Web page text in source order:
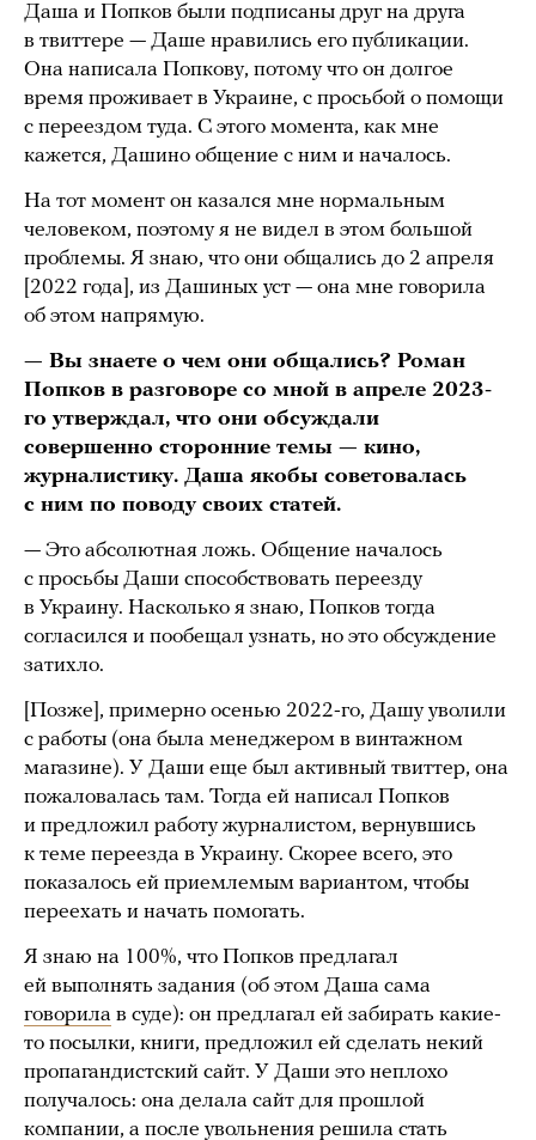
Даша и Попков были подписаны друг на друга
в твиттере — Даше нравились его публикации.
Она написала Попкову, потому что он долгое
время проживает в Украине, с просьбой о помощи
с переездом туда. С этого момента, как мне
кажется, Дашино общение с ним и началось.
На тот момент он казался мне нормальным
человеком, поэтому я не видел в этом большой
проблемы. Я знаю, что они общались до 2 апреля
[2022 года], из Дашиных уст — она мне говорила
об этом напрямую.
— Вы знаете о чем они общались? Роман
Попков в разговоре со мной в апреле 2023-
го утверждал, что они обсуждали
совершенно сторонние темы — кино,
журналистику. Даша якобы советовалась
с ним по поводу своих статей.
— Это абсолютная ложь. Общение началось
с просьбы Даши способствовать переезду
в Украину. Насколько я знаю, Попков тогда
согласился и пообещал узнать, но это обсуждение
затихло.
[Позже], примерно осенью 2022-го, Дашу уволили
с работы (она была менеджером в винтажном
магазине). У Даши еще был активный твиттер, она
пожаловалась там. Тогда ей написал Попков
и предложил работу журналистом, вернувшись
к теме переезда в Украину. Скорее всего, это
показалось ей приемлемым вариантом, чтобы
переехать и начать помогать.
Я знаю на 100%, что Попков предлагал
ей выполнять задания (об этом Даша сама
говорила в суде): он предлагал ей забирать какие-
то посылки, книги, предложил ей сделать некий
пропагандистский сайт. У Даши это неплохо
получалось: она делала сайт для прошлой
компании, а после увольнения решила стать